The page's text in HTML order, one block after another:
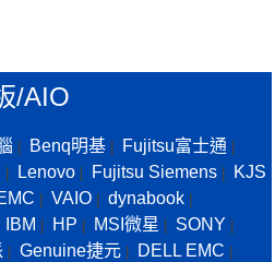
/AIO
Benq明基 Fujitsu富士通
Lenovo Fujitsu Siemens
KJS
VAIO dynabook
IBM HP MSI微星 SONY
Genuine捷元 DELL EMC